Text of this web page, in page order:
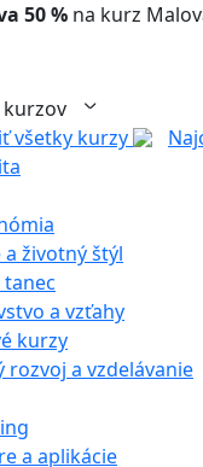
50 % na kurz
kurzov
všetky kurzy
a životný štýl
a vzťahy
kurzy
rozvoj a vzdelávanie
a aplikácie